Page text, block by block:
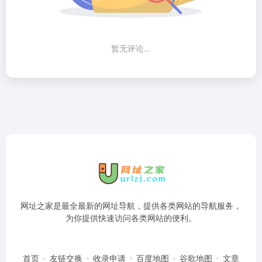
暂无评论...
网址之家是最全最新的网址导航，提供各类网站的导航服务，
为你提供快速访问各类网站的便利。
首页 友链交换 收录申请 百度地图 谷歌地图 文章